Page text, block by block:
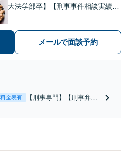
大法学部卒】【刑事事件相談実績77
【弁護士泉義孝が相談、刑事弁護を
担当】【逮捕・勾留でお悩みの方は
メールで面談予約
料金表有
【刑事専門】【刑事弁護